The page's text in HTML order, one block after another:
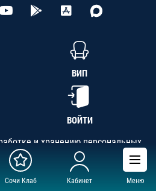
Сочи Клаб Кабинет Меню
ВИП
ВОЙТИ
и хранению персональных
данных
ОГРН 1142300002349,